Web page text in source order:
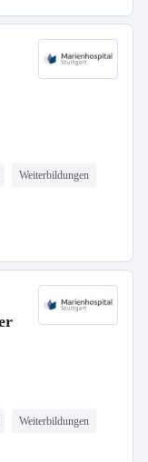
Weiterbildungen
Weiterbildungen